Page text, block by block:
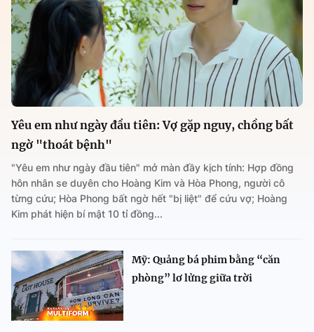
Yêu em như ngày đầu tiên: Vợ gặp nguy, chồng bất
ngờ "thoát bệnh"
"Yêu em như ngày đầu tiên" mở màn đầy kịch tính: Hợp đồng
hôn nhân se duyên cho Hoàng Kim và Hòa Phong, người cô
từng cứu; Hòa Phong bất ngờ hết "bị liệt" để cứu vợ; Hoàng
Kim phát hiện bí mật 10 tỉ đồng...
Mỹ: Quảng bá phim bằng “căn
phòng” lơ lửng giữa trời